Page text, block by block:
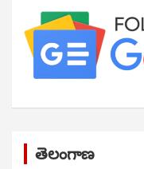
తెలంగాణ